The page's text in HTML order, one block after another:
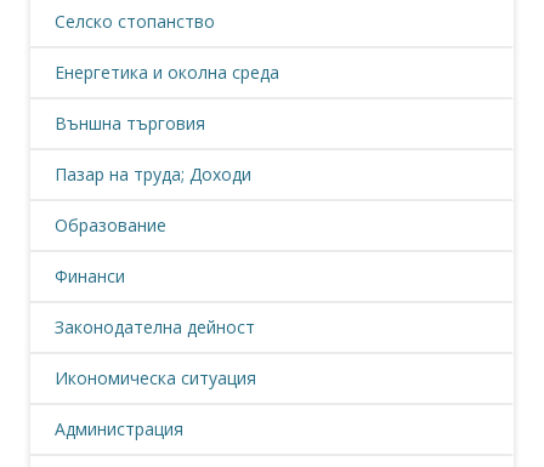
Селско стопанство
Енергетика и околна среда
Външна търговия
Пазар на труда; Доходи
Образование
Финанси
Законодателна дейност
Икономическа ситуация
Администрация